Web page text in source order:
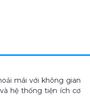
mái với không gian
hệ thống tiện ích cơ